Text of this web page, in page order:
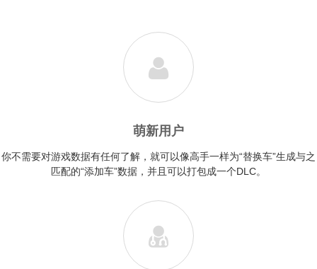
萌新用户
你不需要对游戏数据有任何了解，就可以像高手一样为“替换车”生成与之
匹配的“添加车”数据，并且可以打包成一个DLC。